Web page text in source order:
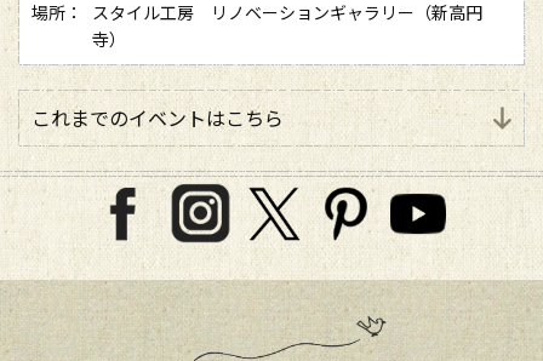
場所：
スタイル工房 リノベーションギャラリー（新高円
寺）
これまでのイベントはこちら